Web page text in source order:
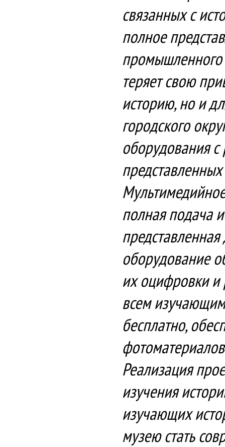
связанных с
полное
промышленного
теряет свою
историю, но и
городского
оборудования
полная подача
оборудование
их оцифровки и
всем
бесплатно,
Реализация
изучения
изучающих
музею стать